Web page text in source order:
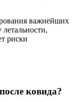
важнейших
риски
ковида?